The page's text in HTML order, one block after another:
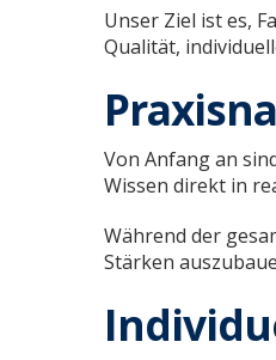
Unser Ziel ist es,
Qualität,
Von Anfang an
Wissen direkt in
Während der
Stärken